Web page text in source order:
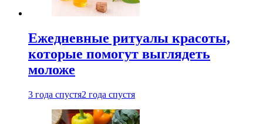
Ежедневные ритуалы красоты,
которые помогут выглядеть
моложе
3 года спустя2 года спустя